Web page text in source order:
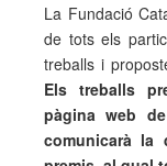
La Fundació
de tots els
treballs i
Els treballs
pàgina web
comunicarà la